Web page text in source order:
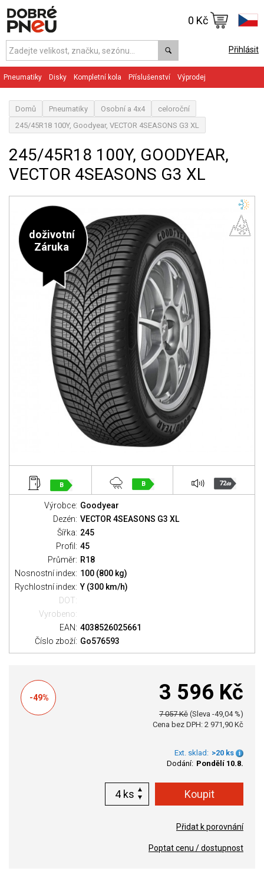
Přihlásit
0 Kč
Pneumatiky Disky Kompletní kola Příslušenství Výprodej
Domů Pneumatiky Osobní a 4x4
celoroční
245/45R18 100Y, Goodyear, VECTOR 4SEASONS G3 XL
245/45R18 100Y, GOODYEAR,
VECTOR 4SEASONS G3 XL
doživotní
Záruka
B B 72dB
Výrobce: Goodyear
Dezén: VECTOR 4SEASONS G3 XL
Šířka: 245
Profil: 45
Průměr: R18
Nosnostní index: 100 (800 kg)
Rychlostní index: Y (300 km/h)
DOT:
Vyrobeno:
EAN: 4038526025661
Číslo zboží: Go576593
-49% 3 596 Kč
7 057 Kč (Sleva -49,04 %)
Cena bez DPH: 2 971,90 Kč
Ext. sklad: >20 ks
Dodání: Pondělí 10.8.
ks
Přidat k porovnání
Poptat cenu / dostupnost